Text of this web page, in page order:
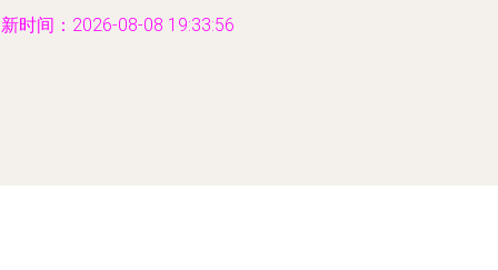
时间：2026-08-08 19:33:56